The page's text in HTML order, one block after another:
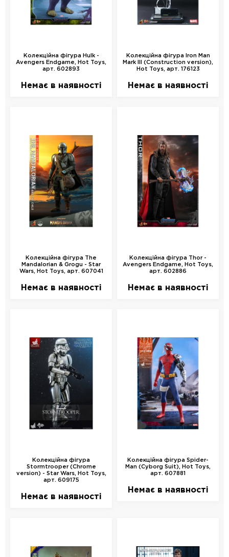
Колекційна фігура Hulk -
Avengers Endgame, Hot Toys,
арт. 602893
Немає в наявності
Колекційна фігура Iron Man
Mark III (Construction version),
Hot Toys, арт. 176123
Немає в наявності
Колекційна фігура The
Mandalorian & Grogu - Star
Wars, Hot Toys, арт. 607041
Немає в наявності
Колекційна фігура Thor -
Avengers Endgame, Hot Toys,
арт. 602886
Немає в наявності
Колекційна фігура
Stormtrooper (Chrome
version) - Star Wars, Hot Toys,
арт. 609175
Немає в наявності
Колекційна фігура Spider-
Man (Cyborg Suit), Hot Toys,
арт. 607881
Немає в наявності